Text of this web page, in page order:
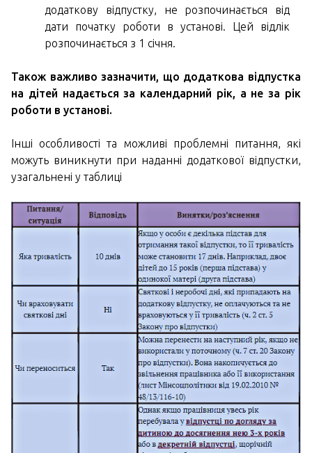
додаткову відпустку, не розпочинається від
дати початку роботи в установі. Цей відлік
розпочинається з 1 січня.
Також важливо зазначити, що додаткова відпустка
на дітей надається за календарний рік, а не за рік
роботи в установі.
Інші особливості та можливі проблемні питання, які
можуть виникнути при наданні додаткової відпустки,
узагальнені у таблиці